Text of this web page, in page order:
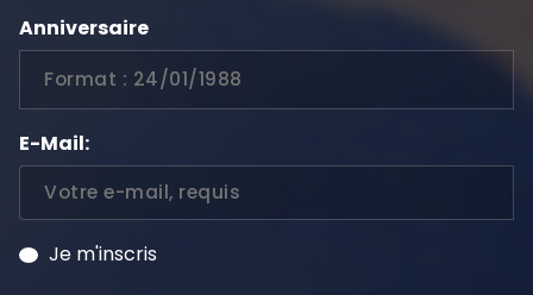
Anniversaire
E-Mail:
Je m'inscris